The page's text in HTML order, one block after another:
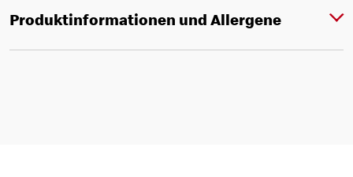
Produktinformationen und Allergene